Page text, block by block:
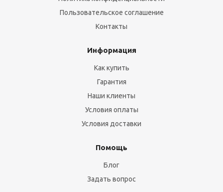
Пользовательское соглашение
Контакты
Информация
Как купить
Гарантия
Наши клиенты
Условия оплаты
Условия доставки
Помощь
Блог
Задать вопрос